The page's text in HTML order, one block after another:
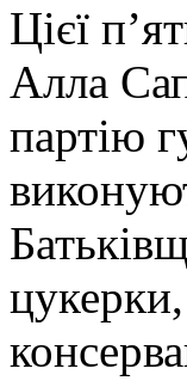
Цієї
Алла
партію